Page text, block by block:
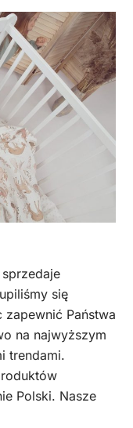
się
Państwa
na najwyższym
trendami.
Polski. Nasze